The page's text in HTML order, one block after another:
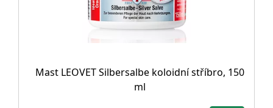
Mast LEOVET Silbersalbe koloidní stříbro, 150
ml